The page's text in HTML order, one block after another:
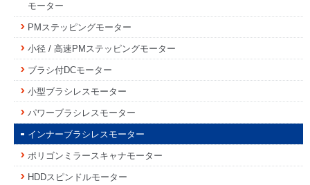
モーター
PMステッピングモーター
小径 / 高速PMステッピングモーター
ブラシ付DCモーター
小型ブラシレスモーター
パワーブラシレスモーター
インナーブラシレスモーター
ポリゴンミラースキャナモーター
HDDスピンドルモーター